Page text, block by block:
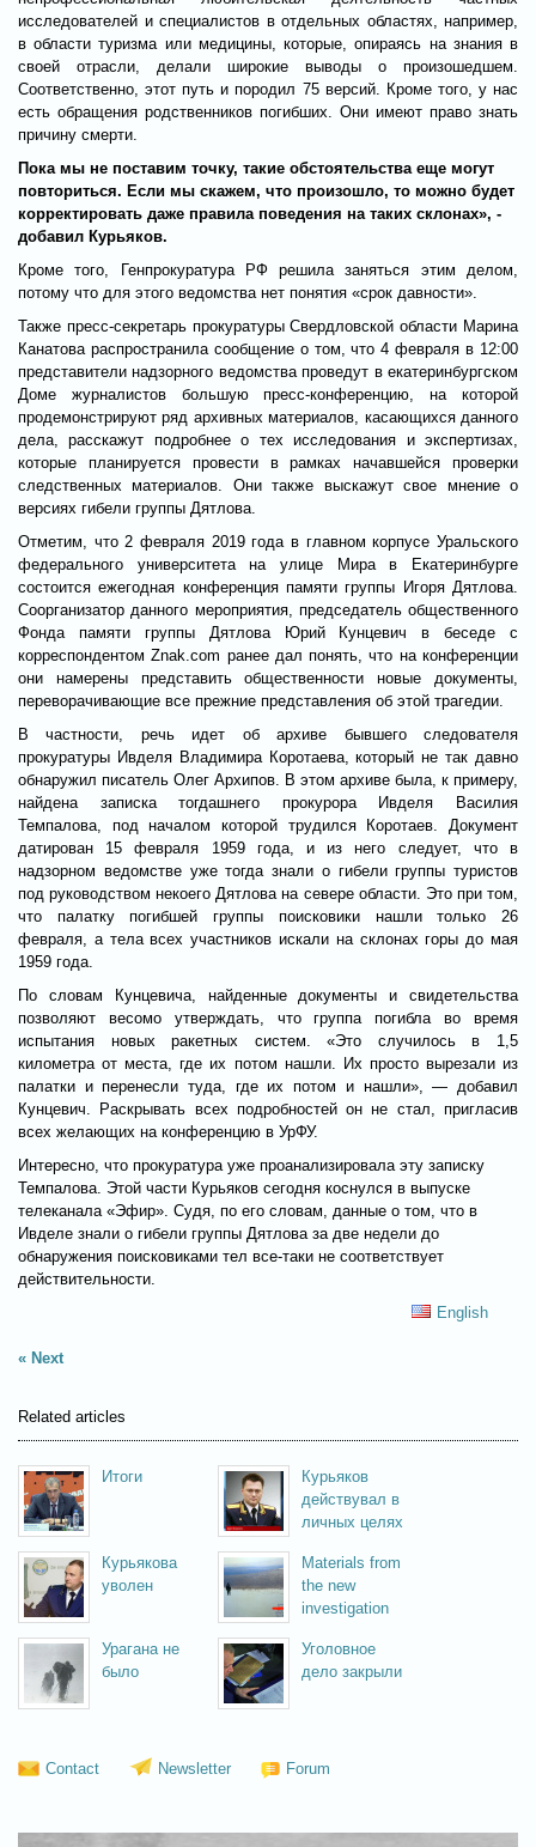
исследователей и специалистов в отдельных областях, например,
в области туризма или медицины, которые, опираясь на знания в
своей отрасли, делали широкие выводы о произошедшем.
Соответственно, этот путь и породил 75 версий. Кроме того, у нас
есть обращения родственников погибших. Они имеют право знать
причину смерти.
Пока мы не поставим точку, такие обстоятельства еще могут
повториться. Если мы скажем, что произошло, то можно будет
корректировать даже правила поведения на таких склонах», -
добавил Курьяков.
Кроме того, Генпрокуратура РФ решила заняться этим делом,
потому что для этого ведомства нет понятия «срок давности».
Также пресс-секретарь прокуратуры Свердловской области Марина
Канатова распространила сообщение о том, что 4 февраля в 12:00
представители надзорного ведомства проведут в екатеринбургском
Доме журналистов большую пресс-конференцию, на которой
продемонстрируют ряд архивных материалов, касающихся данного
дела, расскажут подробнее о тех исследования и экспертизах,
которые планируется провести в рамках начавшейся проверки
следственных материалов. Они также выскажут свое мнение о
версиях гибели группы Дятлова.
Отметим, что 2 февраля 2019 года в главном корпусе Уральского
федерального университета на улице Мира в Екатеринбурге
состоится ежегодная конференция памяти группы Игоря Дятлова.
Соорганизатор данного мероприятия, председатель общественного
Фонда памяти группы Дятлова Юрий Кунцевич в беседе с
корреспондентом Znak.com ранее дал понять, что на конференции
они намерены представить общественности новые документы,
переворачивающие все прежние представления об этой трагедии.
В частности, речь идет об архиве бывшего следователя
прокуратуры Ивделя Владимира Коротаева, который не так давно
обнаружил писатель Олег Архипов. В этом архиве была, к примеру,
найдена записка тогдашнего прокурора Ивделя Василия
Темпалова, под началом которой трудился Коротаев. Документ
датирован 15 февраля 1959 года, и из него следует, что в
надзорном ведомстве уже тогда знали о гибели группы туристов
под руководством некоего Дятлова на севере области. Это при том,
что палатку погибшей группы поисковики нашли только 26
февраля, а тела всех участников искали на склонах горы до мая
1959 года.
По словам Кунцевича, найденные документы и свидетельства
позволяют весомо утверждать, что группа погибла во время
испытания новых ракетных систем. «Это случилось в 1,5
километра от места, где их потом нашли. Их просто вырезали из
палатки и перенесли туда, где их потом и нашли», — добавил
Кунцевич. Раскрывать всех подробностей он не стал, пригласив
всех желающих на конференцию в УрФУ.
Интересно, что прокуратура уже проанализировала эту записку
Темпалова. Этой части Курьяков сегодня коснулся в выпуске
телеканала «Эфир». Судя, по его словам, данные о том, что в
Ивделе знали о гибели группы Дятлова за две недели до
обнаружения поисковиками тел все-таки не соответствует
действительности.
English
Next
Related articles
Итоги
расследования
Курьяков
действувал в
личных целях
Курьякова
уволен
Materials from
the new
investigation
Урагана не
было
Уголовное
дело закрыли
Contact Newsletter Forum